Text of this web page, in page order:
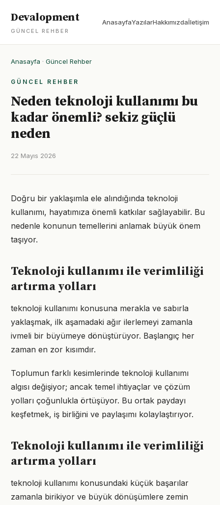
Devalopment
GÜNCEL REHBER
AnasayfaYazılarHakkımızdaİletişim
Anasayfa · Güncel Rehber
GÜNCEL REHBER
Neden teknoloji kullanımı bu
kadar önemli? sekiz güçlü
neden
22 Mayıs 2026
Doğru bir yaklaşımla ele alındığında teknoloji
kullanımı, hayatımıza önemli katkılar sağlayabilir. Bu
nedenle konunun temellerini anlamak büyük önem
taşıyor.
Teknoloji kullanımı ile verimliliği
artırma yolları
teknoloji kullanımı konusuna merakla ve sabırla
yaklaşmak, ilk aşamadaki ağır ilerlemeyi zamanla
ivmeli bir büyümeye dönüştürüyor. Başlangıç her
zaman en zor kısımdır.
Toplumun farklı kesimlerinde teknoloji kullanımı
algısı değişiyor; ancak temel ihtiyaçlar ve çözüm
yolları çoğunlukla örtüşüyor. Bu ortak paydayı
keşfetmek, iş birliğini ve paylaşımı kolaylaştırıyor.
Teknoloji kullanımı ile verimliliği
artırma yolları
teknoloji kullanımı konusundaki küçük başarılar
zamanla birikiyor ve büyük dönüşümlere zemin